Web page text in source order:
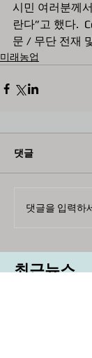
시민 여러분께
란다”고 했다.
문 / 무단 전재
미래농업
댓글
댓글을 입력하
최근뉴스